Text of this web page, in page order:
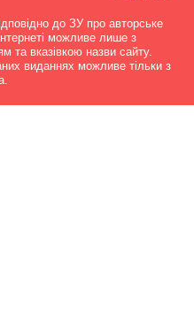
до ЗУ про авторське
можливе лише з
та вказівкою назви сайту.
виданнях можливе тільки з